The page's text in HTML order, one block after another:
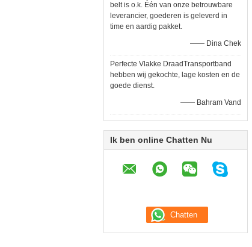
belt is o.k. Één van onze betrouwbare
leverancier, goederen is geleverd in
time en aardig pakket.
—— Dina Chek
Perfecte Vlakke DraadTransportband
hebben wij gekochte, lage kosten en de
goede dienst.
—— Bahram Vand
Ik ben online Chatten Nu